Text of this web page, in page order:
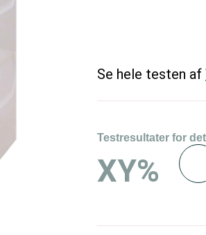
Se hele testen af
Testresultater for
XY%